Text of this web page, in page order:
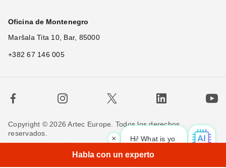
Hi! What is your request? 👀
Oficina de Montenegro
Maršala Tita 10, Bar, 85000
+382 67 146 005
Copyright © 2026 Artec Europe. Todos los derechos
reservados.
Política de privacidad
Política de cookies
Habla con un experto